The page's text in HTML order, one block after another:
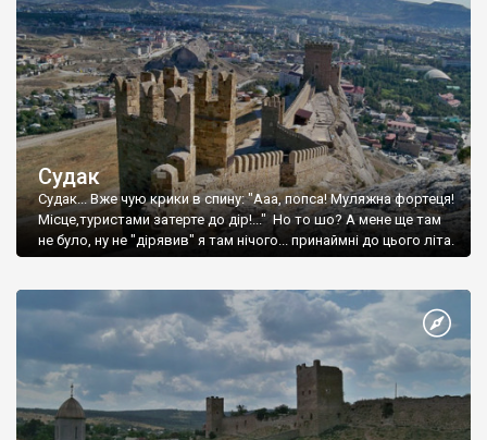
Судак
Судак... Вже чую крики в спину: "Ааа, попса! Муляжна фортеця!
Місце,туристами затерте до дір!..." Но то шо? А мене ще там
не було, ну не "дірявив" я там нічого... принаймні до цього літа.